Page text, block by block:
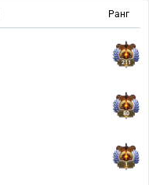
Ранг
211
80
1